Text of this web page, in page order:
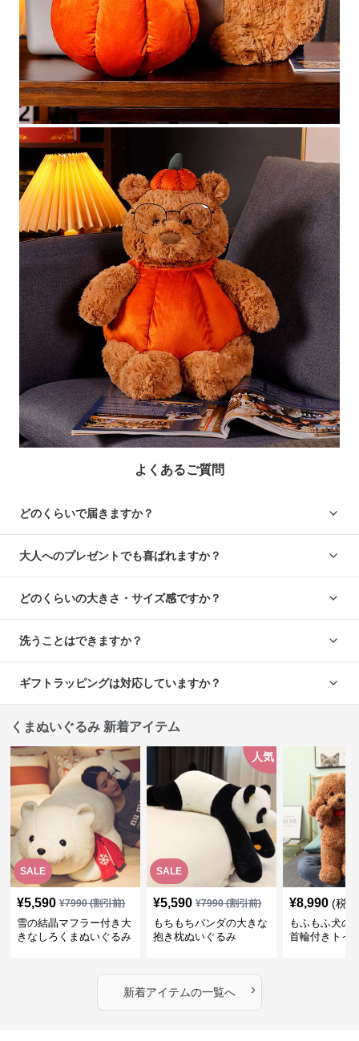
よくあるご質問
どのくらいで届きますか？
大人へのプレゼントでも喜ばれますか？
どのくらいの大きさ・サイズ感ですか？
洗うことはできますか？
ギフトラッピングは対応していますか？
くまぬいぐるみ 新着アイテム
SALE
¥5,590 ¥7990(割引前)
雪の結晶マフラー付き大
きなしろくまぬいぐるみ
SALE
人気
¥5,590 ¥7990(割引前)
もちもちパンダの大きな
抱き枕ぬいぐるみ
¥8,990 (税
もふもふ犬の
首輪付きトイ
新着アイテムの一覧へ ›